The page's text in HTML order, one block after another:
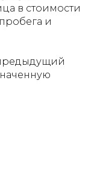
в стоимости
и